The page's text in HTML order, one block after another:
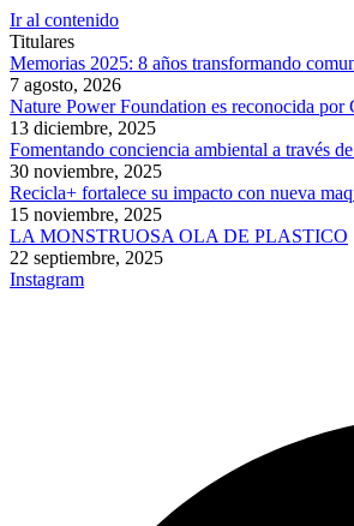
Ir al contenido
Titulares
Memorias 2025: 8 años transformando
7 agosto, 2026
Nature Power Foundation es reconocida por
13 diciembre, 2025
Fomentando conciencia ambiental a través
30 noviembre, 2025
Recicla+ fortalece su impacto con nueva
15 noviembre, 2025
LA MONSTRUOSA OLA DE PLASTICO
22 septiembre, 2025
Instagram